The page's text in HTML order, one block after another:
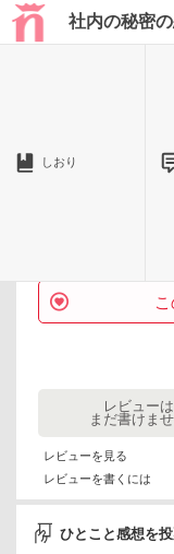
社内の秘密
しおり
愛の行方は、どこま
レビューは
まだ書けま
レビューを見る
レビューを書くには
ひとこと感想を投